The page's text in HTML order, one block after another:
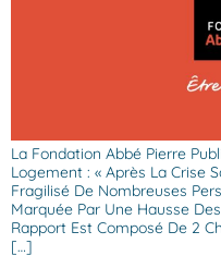
La Fondation Abbé Pierre
Logement : « Après La Crise
Fragilisé De Nombreuses
Marquée Par Une Hausse
Rapport Est Composé De 2
[…]